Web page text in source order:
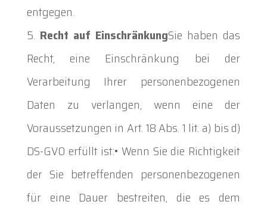
entgegen.
Recht auf EinschränkungSie haben das
Recht, eine Einschränkung bei der
Verarbeitung Ihrer personenbezogenen
Daten zu verlangen, wenn eine der
Voraussetzungen in Art. 18 Abs. 1 lit. a) bis d)
DS-GVO erfüllt ist:• Wenn Sie die Richtigkeit
der Sie betreffenden personenbezogenen
für eine Dauer bestreiten, die es dem